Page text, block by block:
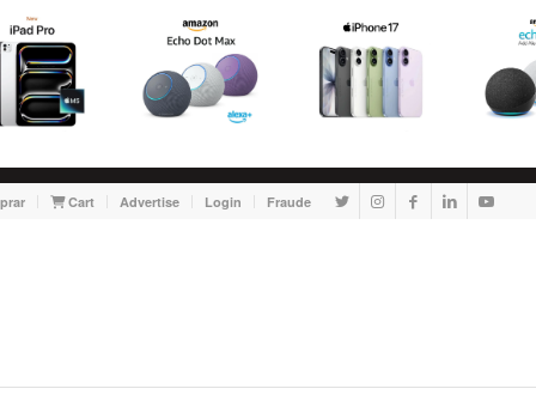
Cart Advertise Login Fraude